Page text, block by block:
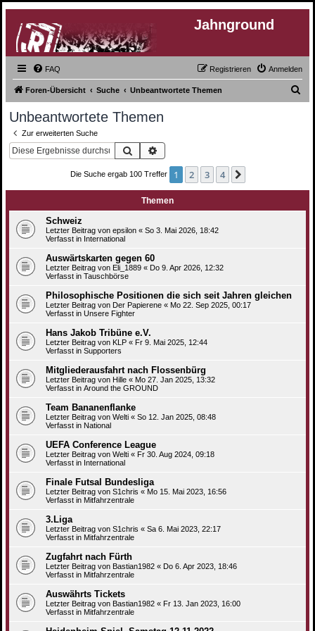
Jahnground
FAQ Anmelden
Registrieren
Foren-Übersicht Suche Unbeantwortete Themen
Unbeantwortete Themen
Zur erweiterten Suche
Suche
Die Suche ergab 100 Treffer 1 2 3 4
Themen
Schweiz
Letzter Beitrag von epsilon « So 3. Mai 2026, 18:42
Verfasst in International
Auswärtskarten gegen 60
Letzter Beitrag von Eli_1889 « Do 9. Apr 2026, 12:32
Verfasst in Tauschbörse
Philosophische Positionen die sich seit Jahren gleichen
Letzter Beitrag von Der Papierene « Mo 22. Sep 2025, 00:17
Verfasst in Unsere Fighter
Hans Jakob Tribüne e.V.
Letzter Beitrag von KLP « Fr 9. Mai 2025, 12:44
Verfasst in Supporters
Mitgliederausfahrt nach Flossenbürg
Letzter Beitrag von Hille « Mo 27. Jan 2025, 13:32
Verfasst in Around the GROUND
Team Bananenflanke
Letzter Beitrag von Welti « So 12. Jan 2025, 08:48
Verfasst in National
UEFA Conference League
Letzter Beitrag von Welti « Fr 30. Aug 2024, 09:18
Verfasst in International
Finale Futsal Bundesliga
Letzter Beitrag von S1chris « Mo 15. Mai 2023, 16:56
Verfasst in Mitfahrzentrale
3.Liga
Letzter Beitrag von S1chris « Sa 6. Mai 2023, 22:17
Verfasst in Mitfahrzentrale
Zugfahrt nach Fürth
Letzter Beitrag von Bastian1982 « Do 6. Apr 2023, 18:46
Verfasst in Mitfahrzentrale
Auswährts Tickets
Letzter Beitrag von Bastian1982 « Fr 13. Jan 2023, 16:00
Verfasst in Mitfahrzentrale